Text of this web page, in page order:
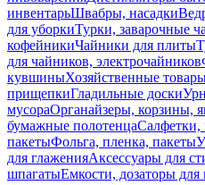
инвентарьШвабры, насадки
для уборкиТурки, заварочные
кофейникиЧайники для плиты
для чайников, электрочайников
кувшиныХозяйственные
прищепкиГладильные доски
мусораОрганайзеры, корзины,
бумажные полотенцаСалфетки,
пакетыФольга, пленка, пакеты
для глаженияАксессуары для
шпагатыЕмкости, дозаторы